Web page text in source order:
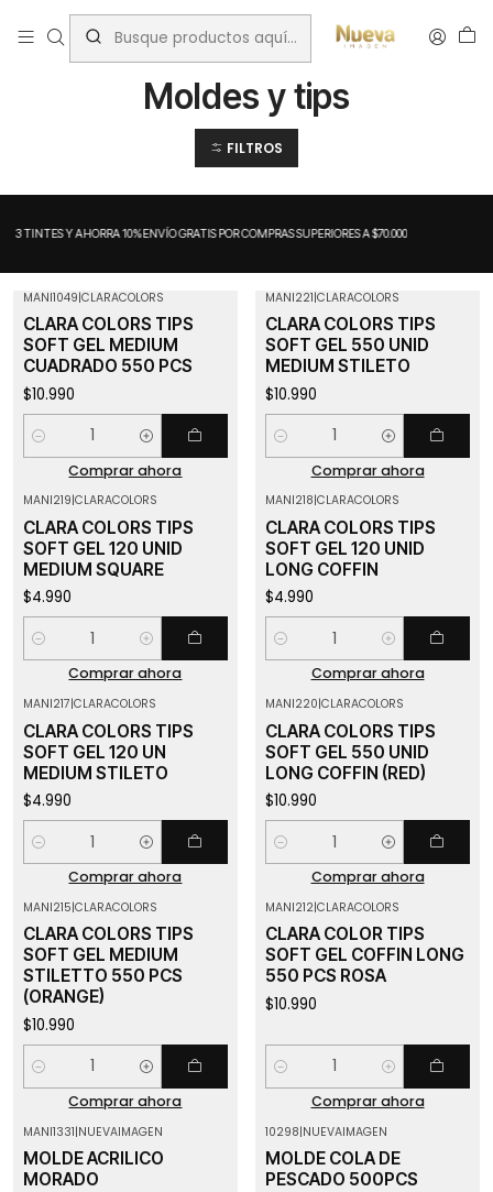
Inicio Insumos Manicure Moldes y tips
Moldes y tips
FILTROS
3 TINTES Y AHORRA 10%ENVÍO GRATIS POR COMPRAS SUPERIORES A $70.000
MANI1049|CLARACOLORS
CLARA COLORS TIPS
SOFT GEL MEDIUM
CUADRADO 550 PCS
$10.990
Cantidad
Comprar ahora
MANI221|CLARACOLORS
CLARA COLORS TIPS
SOFT GEL 550 UNID
MEDIUM STILETO
$10.990
Cantidad
Comprar ahora
MANI219|CLARACOLORS
CLARA COLORS TIPS
SOFT GEL 120 UNID
MEDIUM SQUARE
$4.990
Cantidad
Comprar ahora
MANI218|CLARACOLORS
CLARA COLORS TIPS
SOFT GEL 120 UNID
LONG COFFIN
$4.990
Cantidad
Comprar ahora
MANI217|CLARACOLORS
CLARA COLORS TIPS
SOFT GEL 120 UN
MEDIUM STILETO
$4.990
Cantidad
Comprar ahora
MANI220|CLARACOLORS
CLARA COLORS TIPS
SOFT GEL 550 UNID
LONG COFFIN (RED)
$10.990
Cantidad
Comprar ahora
MANI215|CLARACOLORS
CLARA COLORS TIPS
SOFT GEL MEDIUM
STILETTO 550 PCS
(ORANGE)
$10.990
Cantidad
Comprar ahora
MANI212|CLARACOLORS
CLARA COLOR TIPS
SOFT GEL COFFIN LONG
550 PCS ROSA
$10.990
Cantidad
Comprar ahora
MANI1331|NUEVAIMAGEN
MOLDE ACRILICO
MORADO
10298|NUEVAIMAGEN
MOLDE COLA DE
PESCADO 500PCS